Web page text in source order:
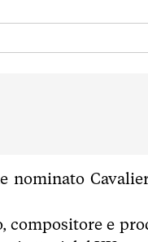
nominato
compositore e